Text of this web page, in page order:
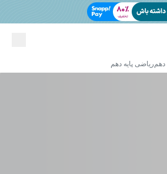
دهمریاضی پایه دهم